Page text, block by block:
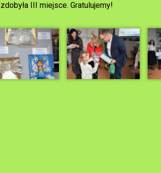
III miejsce. Gratulujemy!